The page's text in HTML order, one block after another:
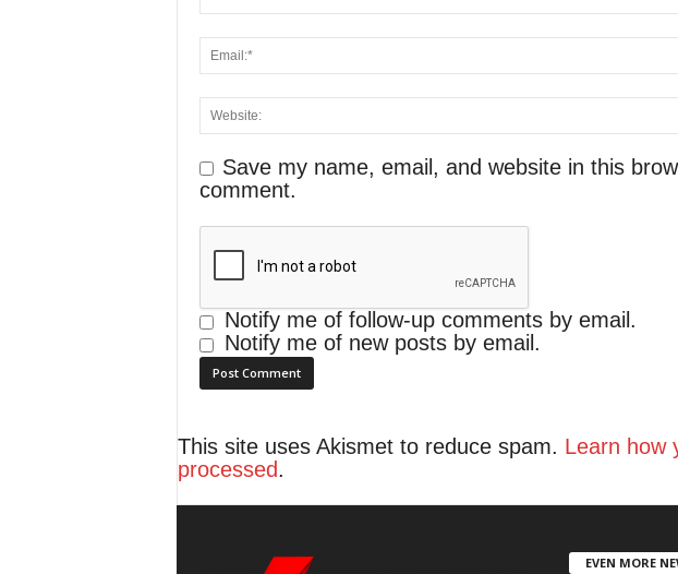
Save my name, email, and website in this
comment.
Notify me of follow-up comments by email.
Notify me of new posts by email.
This site uses Akismet to reduce spam. Learn how
processed.
EVEN MORE